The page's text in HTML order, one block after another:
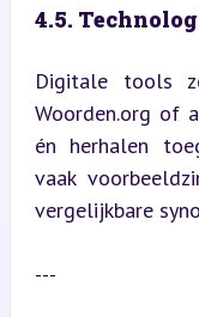
4.5.
Digitale tools
Woorden.org of
én herhalen
vaak
vergelijkbare
---